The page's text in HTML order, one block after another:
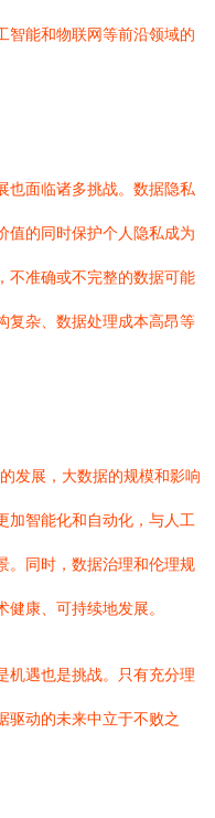
智能和物联网等前沿领域的
也面临诸多挑战。数据隐私
值的同时保护个人隐私成为
不准确或不完整的数据可能
复杂、数据处理成本高昂等
发展，大数据的规模和影响
加智能化和自动化，与人工
。同时，数据治理和伦理规
康、可持续地发展。
机遇也是挑战。只有充分理
驱动的未来中立于不败之